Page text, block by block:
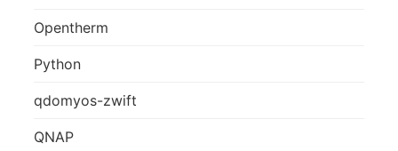
Opentherm
Python
qdomyos-zwift
QNAP